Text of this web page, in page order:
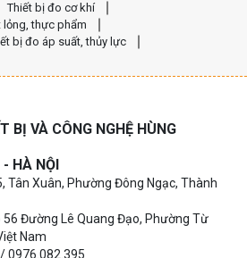
Thiết bị đo cơ khí
thực phẩm
bị đo áp suất, thủy lực
BỊ VÀ CÔNG NGHỆ HÙNG
- HÀ NỘI
Tân Xuân, Phường Đông Ngạc, Thành
56 Đường Lê Quang Đạo, Phường Từ
Nam
0976.082.395